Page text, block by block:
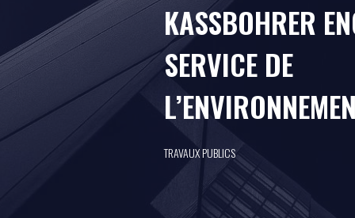
KASSBOHRER
SERVICE DE
TRAVAUX PUBLICS